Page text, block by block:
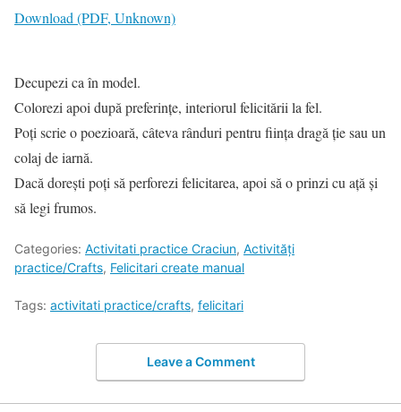
Download (PDF, Unknown)
Decupezi ca în model.
Colorezi apoi după preferințe, interiorul felicitării la fel.
Poți scrie o poezioară, câteva rânduri pentru ființa dragă ție sau un
colaj de iarnă.
Dacă dorești poți să perforezi felicitarea, apoi să o prinzi cu ață și
să legi frumos.
Categories: Activitati practice Craciun, Activități
practice/Crafts, Felicitari create manual
Tags: activitati practice/crafts, felicitari
Leave a Comment